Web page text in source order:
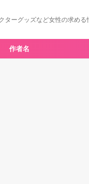
ターグッズなど女性の求める
作者名